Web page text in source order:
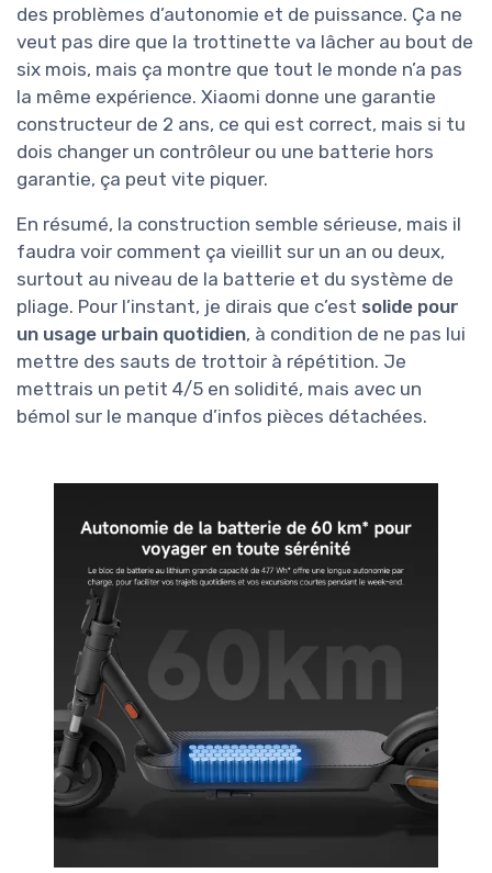
des problèmes d’autonomie et de puissance. Ça ne
veut pas dire que la trottinette va lâcher au bout de
six mois, mais ça montre que tout le monde n’a pas
la même expérience. Xiaomi donne une garantie
constructeur de 2 ans, ce qui est correct, mais si tu
dois changer un contrôleur ou une batterie hors
garantie, ça peut vite piquer.
En résumé, la construction semble sérieuse, mais il
faudra voir comment ça vieillit sur un an ou deux,
surtout au niveau de la batterie et du système de
pliage. Pour l’instant, je dirais que c’est solide pour
un usage urbain quotidien, à condition de ne pas lui
mettre des sauts de trottoir à répétition. Je
mettrais un petit 4/5 en solidité, mais avec un
bémol sur le manque d’infos pièces détachées.